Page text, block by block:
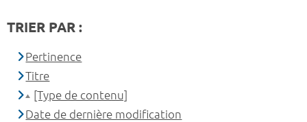
TRIER PAR :
Pertinence
Titre
[Type de contenu]
Date de dernière modification